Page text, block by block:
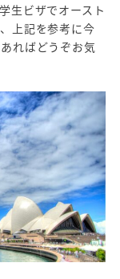
生ビザでオースト
上記を参考に今
ればどうぞお気